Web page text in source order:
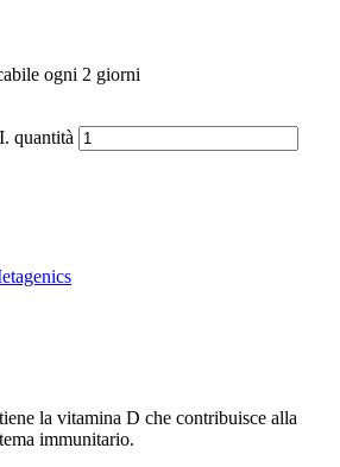
ogni 2 giorni
quantità
la vitamina D che contribuisce alla
immunitario.